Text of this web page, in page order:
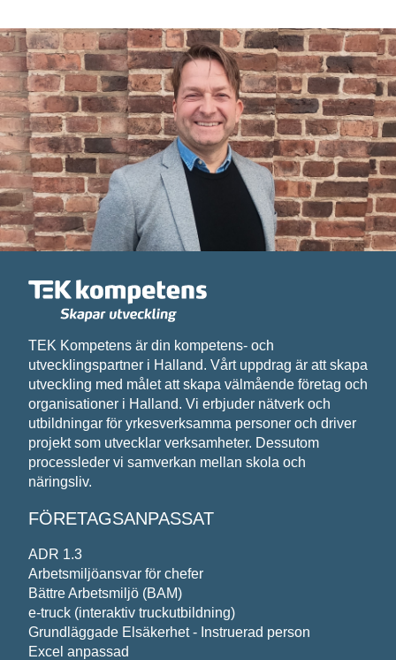
TEK Kompetens är din kompetens- och
utvecklingspartner i Halland. Vårt uppdrag är att skapa
utveckling med målet att skapa välmående företag och
organisationer i Halland. Vi erbjuder nätverk och
utbildningar för yrkesverksamma personer och driver
projekt som utvecklar verksamheter. Dessutom
processleder vi samverkan mellan skola och
näringsliv.
FÖRETAGSANPASSAT
ADR 1.3
Arbetsmiljöansvar för chefer
Bättre Arbetsmiljö (BAM)
e-truck (interaktiv truckutbildning)
Grundläggade Elsäkerhet - Instruerad person
Excel anpassad
Hittar du inte utbildningen du söker?
Skriv till oss om vad du har för behov och
önskemål, så återkommer vi med svar.
Förnamn*
Efternamn*
Epost*
Meddelande*
Vi behandlar dina personuppgifter i enlighet med